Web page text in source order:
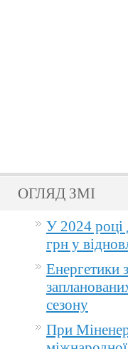
ОГЛЯД ЗМІ
У 2024 році
грн у
Енергетики
сезону
При